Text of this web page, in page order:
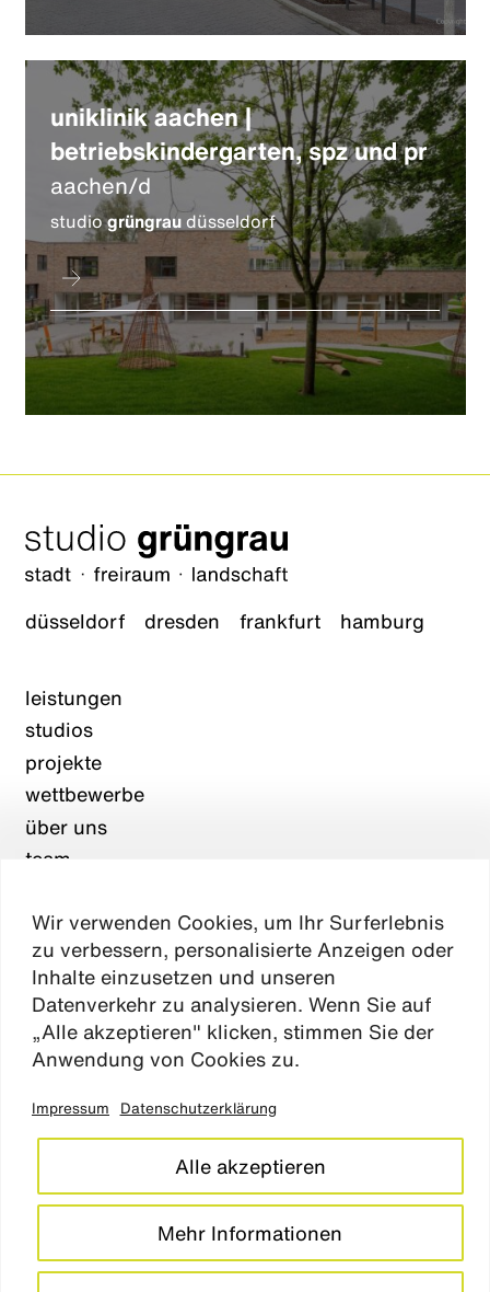
Wir verwenden Cookies, um Ihr Surferlebnis
zu verbessern, personalisierte Anzeigen oder
Inhalte einzusetzen und unseren
Datenverkehr zu analysieren. Wenn Sie auf
„Alle akzeptieren" klicken, stimmen Sie der
Anwendung von Cookies zu.
Impressum Datenschutzerklärung
Mehr Informationen
Alle akzeptieren
uniklinik aachen |
betriebskindergarten, spz und pr
aachen/d
studiogrüngraudüsseldorf
düsseldorf dresden frankfurt hamburg
leistungen
studios
projekte
wettbewerbe
über uns
team
aktuelles
kontakt
impressum
datenschutz
cookie einstellungen
barrierefreiheitserklärung